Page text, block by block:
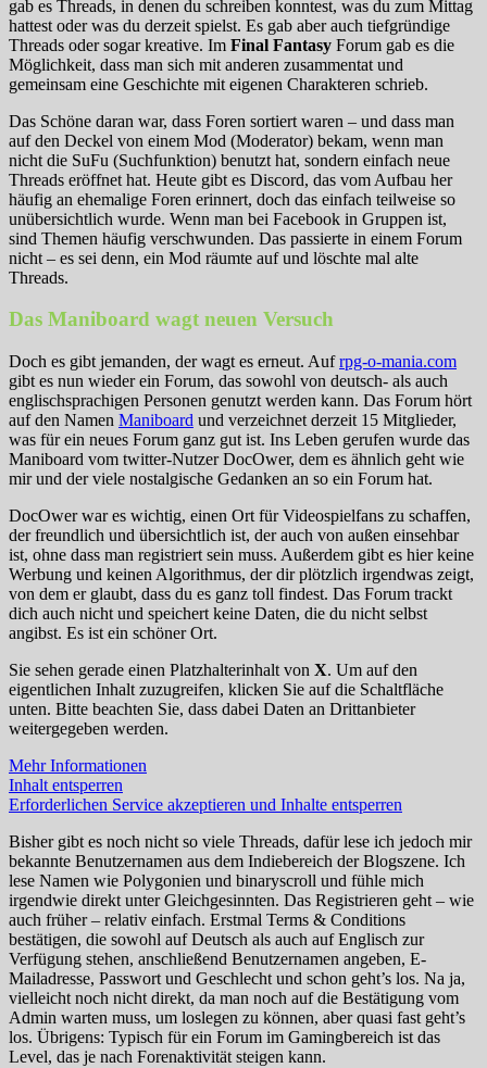
gab es Threads, in denen du schreiben konntest, was du zum Mittag
hattest oder was du derzeit spielst. Es gab aber auch tiefgründige
Threads oder sogar kreative. Im Final Fantasy Forum gab es die
Möglichkeit, dass man sich mit anderen zusammentat und
gemeinsam eine Geschichte mit eigenen Charakteren schrieb.
Das Schöne daran war, dass Foren sortiert waren – und dass man
auf den Deckel von einem Mod (Moderator) bekam, wenn man
nicht die SuFu (Suchfunktion) benutzt hat, sondern einfach neue
Threads eröffnet hat. Heute gibt es Discord, das vom Aufbau her
häufig an ehemalige Foren erinnert, doch das einfach teilweise so
unübersichtlich wurde. Wenn man bei Facebook in Gruppen ist,
sind Themen häufig verschwunden. Das passierte in einem Forum
nicht – es sei denn, ein Mod räumte auf und löschte mal alte
Threads.
Das Maniboard wagt neuen Versuch
Doch es gibt jemanden, der wagt es erneut. Aufrpg-o-mania.com
gibt es nun wieder ein Forum, das sowohl von deutsch- als auch
englischsprachigen Personen genutzt werden kann. Das Forum hört
auf den Namen Maniboard und verzeichnet derzeit 15 Mitglieder,
was für ein neues Forum ganz gut ist. Ins Leben gerufen wurde das
Maniboard vom twitter-Nutzer DocOwer, dem es ähnlich geht wie
mir und der viele nostalgische Gedanken an so ein Forum hat.
DocOwer war es wichtig, einen Ort für Videospielfans zu schaffen,
der freundlich und übersichtlich ist, der auch von außen einsehbar
ist, ohne dass man registriert sein muss. Außerdem gibt es hier keine
Werbung und keinen Algorithmus, der dir plötzlich irgendwas zeigt,
von dem er glaubt, dass du es ganz toll findest. Das Forum trackt
dich auch nicht und speichert keine Daten, die du nicht selbst
angibst. Es ist ein schöner Ort.
Sie sehen gerade einen Platzhalterinhalt von X. Um auf den
eigentlichen Inhalt zuzugreifen, klicken Sie auf die Schaltfläche
unten. Bitte beachten Sie, dass dabei Daten an Drittanbieter
weitergegeben werden.
Mehr Informationen
Inhalt entsperren
Erforderlichen Service akzeptieren und Inhalte entsperren
Bisher gibt es noch nicht so viele Threads, dafür lese ich jedoch mir
bekannte Benutzernamen aus dem Indiebereich der Blogszene. Ich
lese Namen wie Polygonien und binaryscroll und fühle mich
irgendwie direkt unter Gleichgesinnten. Das Registrieren geht – wie
auch früher – relativ einfach. Erstmal Terms & Conditions
bestätigen, die sowohl auf Deutsch als auch auf Englisch zur
Verfügung stehen, anschließend Benutzernamen angeben, E-
Mailadresse, Passwort und Geschlecht und schon geht’s los. Na ja,
vielleicht noch nicht direkt, da man noch auf die Bestätigung vom
Admin warten muss, um loslegen zu können, aber quasi fast geht’s
los. Übrigens: Typisch für ein Forum im Gamingbereich ist das
Level, das je nach Forenaktivität steigen kann.